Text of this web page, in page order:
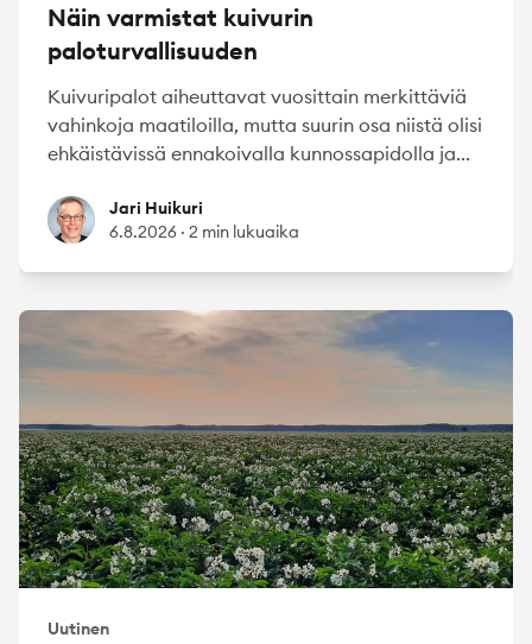
Näin varmistat kuivurin
paloturvallisuuden
Kuivuripalot aiheuttavat vuosittain merkittäviä
vahinkoja maatiloilla, mutta suurin osa niistä olisi
ehkäistävissä ennakoivalla kunnossapidolla ja...
Jari HuikuriJari Huikuri
6.8.2026 · 2 min lukuaika
Uutinen